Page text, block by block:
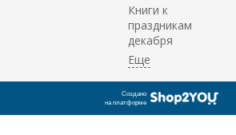
Книги к
праздникам
декабря
Создано
на платформе